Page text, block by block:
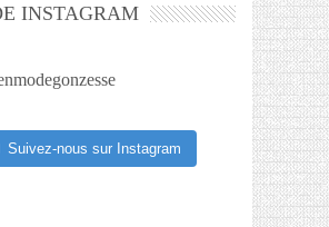
INSTAGRAM
Suivez-nous sur Instagram